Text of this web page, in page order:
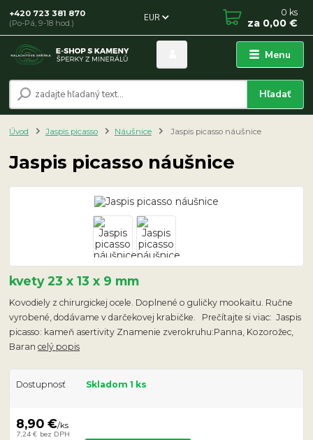
Menu
EUR
Hľadať
+420 723 381 870
(Po-Pá, 9-18 hod.)
0 ks
za 0,00 €
Úvod Jaspis picasso Náušnice Jaspis picasso náušnice
Jaspis picasso náušnice
kvety 23 x 13 x 9 mm
Kovodiely z chirurgickej ocele. Doplnené o guličky mookaitu. Ručne
vyrobené, dodávame v darčekovej krabičke. Prečítajte si viac: Jaspis
picasso: kameň asertivity Znamenie zverokruhu:Panna, Kozorožec,
Barancelý popis
Dostupnosť Skladom 1 ks
8,90 €/ks
7,24 € bez DPH